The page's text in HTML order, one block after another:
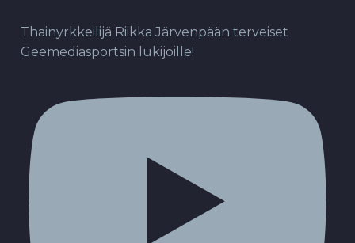
Thainyrkkeilijä Riikka Järvenpään terveiset
Geemediasportsin lukijoille!